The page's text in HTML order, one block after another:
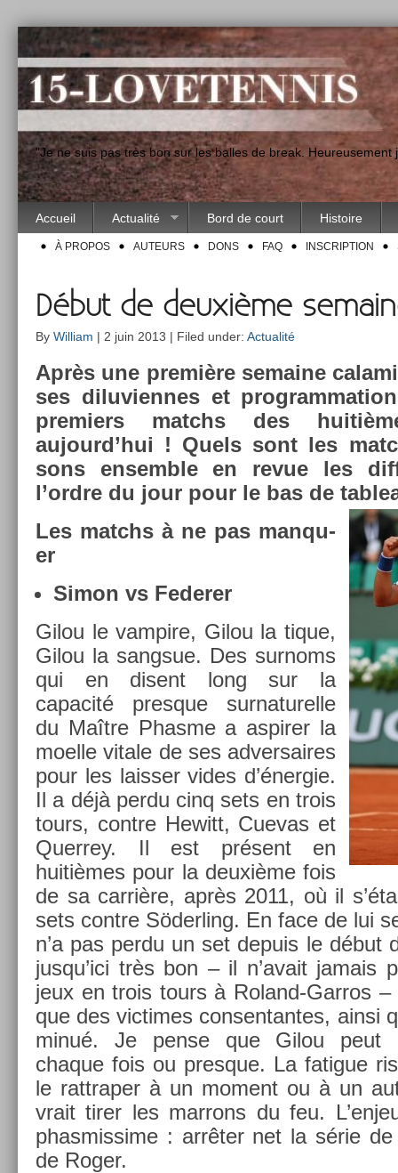
"Je ne suis pas très bon sur les balles de break.
Accueil Actualité Bord de court Histoire
À PROPOS AUTEURS DONS FAQ INSCRIPTION
Début de deuxième
By William | 2 juin 2013 | Filed under: Actualité
Après une première semaine
ses di­luvien­nes et
pre­mi­ers matchs des
aujourd’hui ! Quels sont les
sons en­semble en revue les
l’ordre du jour pour le bas de
Les matchs à ne pas man­qu­
er
Simon vs Feder­er
Gilou le vam­pire, Gilou la tique,
Gilou la sangsue. Des sur­noms
qui en dis­ent long sur la
capacité pre­sque sur­naturel­le
du Maître Phas­me a as­pir­er la
moel­le vitale de ses ad­versaires
pour les laiss­er vides d’éner­gie.
Il a déjà perdu cinq sets en trois
tours, con­tre Hewitt, Cuevas et
Quer­rey. Il est présent en
huitièmes pour la deuxième fois
de sa carrière, après 2011, où il
sets con­tre Söderl­ing. En face de lui
n’a pas perdu un set de­puis le début
jusqu’ici très bon – il n’avait jamais
jeux en trois tours à Roland-Garros –
que des vic­times con­sen­tantes, ainsi
minué. Je pense que Gilou peut
chaque fois ou pre­sque. La fatigue
le rattrap­er à un mo­ment ou à un
vrait tirer les mar­rons du feu.
phas­missime : arrêter net la série
de Roger.